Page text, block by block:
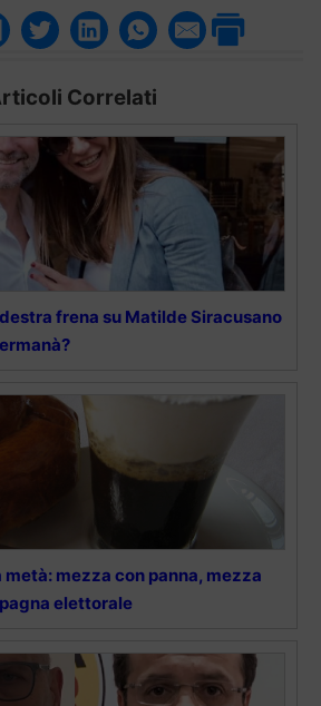
Correlati
frena su Matilde Siracusano
metà: mezza con panna, mezza
elettorale